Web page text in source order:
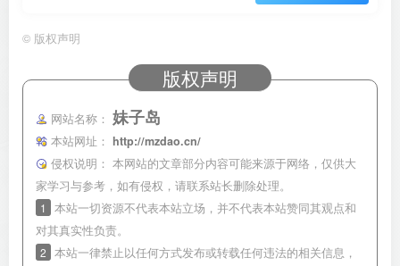
© 版权声明
版权声明
网站名称： 妹子岛
本站网址：
http://mzdao.cn/
侵权说明： 本网站的文章部分内容可能来源于网络，仅供大
家学习与参考，如有侵权，请联系站长删除处理。
1
本站一切资源不代表本站立场，并不代表本站赞同其观点和
对其真实性负责。
2 本站一律禁止以任何方式发布或转载任何违法的相关信息，